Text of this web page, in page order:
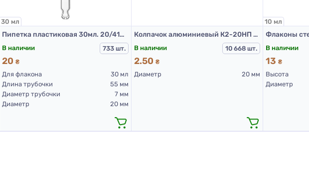
30 мл
Пипетка пластиковая 30мл. 20/410 черная
В наличии 733 шт.
20₴
Для флакона
30 мл
Длина трубочки
55 мм
Диаметр трубочки
7 мм
Диаметр
20 мм
Колпачок алюминиевый К2-20НП оранж.
В наличии 10 668 шт.
2.50 ₴
Диаметр 20 мм
10 мл
В наличии
13₴
Высота
Диаметр